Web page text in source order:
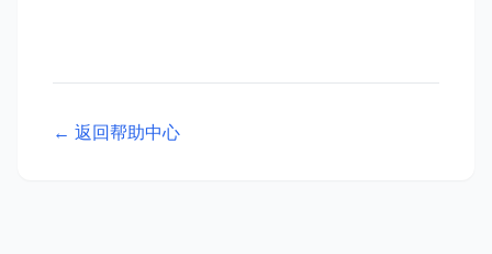
← 返回帮助中心